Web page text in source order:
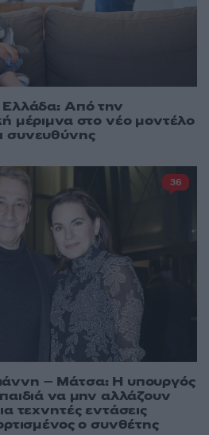
Ελλάδα: Από την
μέριμνα στο νέο μοντέλο
συνευθύνης
– Μάτσα: Η υπουργός
να μην αλλάζουν
τεχνητές εντάσεις
ο συνθέτης
36